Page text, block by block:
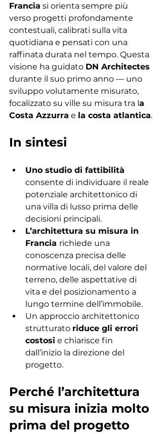
Francia si orienta sempre più
verso progetti profondamente
contestuali, calibrati sulla vita
quotidiana e pensati con una
raffinata durata nel tempo. Questa
visione ha guidato DN Architectes
durante il suo primo anno — uno
sviluppo volutamente misurato,
focalizzato su ville su misura tra la
Costa Azzurra e la costa atlantica.
In sintesi
Uno studio di fattibilità
consente di individuare il reale
potenziale architettonico di
una villa di lusso prima delle
decisioni principali.
L’architettura su misura in
Francia richiede una
conoscenza precisa delle
normative locali, del valore del
terreno, delle aspettative di
vita e del posizionamento a
lungo termine dell’immobile.
Un approccio architettonico
strutturato riduce gli errori
costosi e chiarisce fin
dall’inizio la direzione del
progetto.
Perché l’architettura
su misura inizia molto
prima del progetto